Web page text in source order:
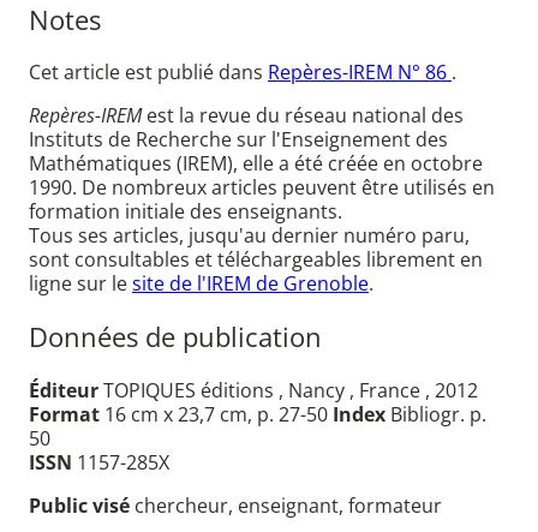
Notes
Cet article est publié dans Repères-IREM N° 86 .
Repères-IREMest la revue du réseau national des
Instituts de Recherche sur l'Enseignement des
Mathématiques (IREM), elle a été créée en octobre
1990. De nombreux articles peuvent être utilisés en
formation initiale des enseignants.
Tous ses articles, jusqu'au dernier numéro paru,
sont consultables et téléchargeables librement en
ligne sur lesite de l'IREM de Grenoble.
Données de publication
ÉditeurTOPIQUES éditions , Nancy , France , 2012
Format 16 cm x 23,7 cm, p. 27-50 Index Bibliogr. p.
50
ISSN 1157-285X
Public visé chercheur, enseignant, formateur